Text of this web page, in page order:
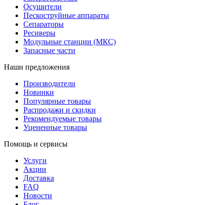
Осушители
Пескоструйные аппараты
Сепараторы
Ресиверы
Модульные станции (МКС)
Запасные части
Наши предложения
Производители
Новинки
Популярные товары
Распродажи и скидки
Рекомендуемые товары
Уцененные товары
Помощь и сервисы
Услуги
Акции
Доставка
FAQ
Новости